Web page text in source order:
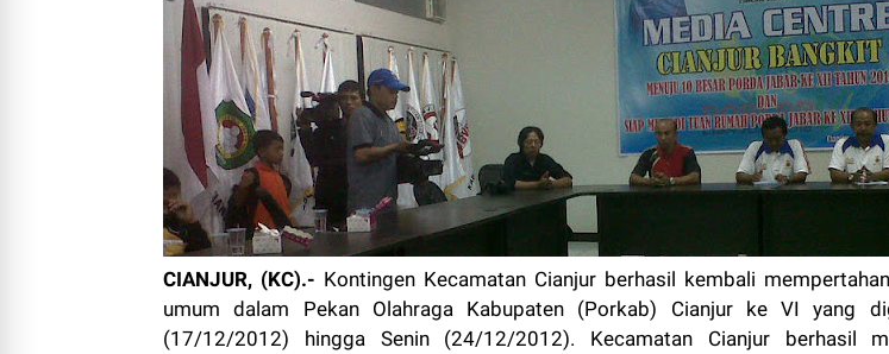
CIANJUR, (KC).- Kontingen Kecamatan Cianjur berhasil kembali
umum dalam Pekan Olahraga Kabupaten (Porkab) Cianjur ke VI yang
(17/12/2012) hingga Senin (24/12/2012). Kecamatan Cianjur berhasil